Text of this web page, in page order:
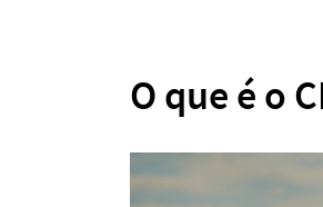
O que é o